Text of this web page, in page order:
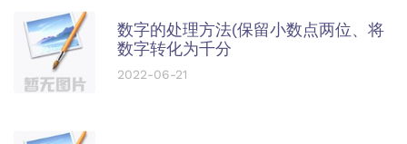
数字的处理方法(保留小数点两位、将
数字转化为千分
2022-06-21